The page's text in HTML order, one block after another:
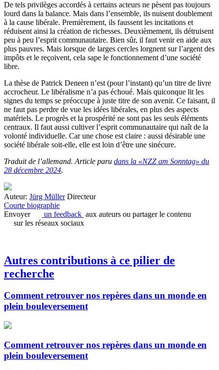
De tels privilèges accordés à certains acteurs ne pèsent pas toujours
lourd dans la balance. Mais dans l’ensemble, ils nuisent doublement
à la cause libérale. Premièrement, ils faussent les incitations et
réduisent ainsi la création de richesses. Deuxièmement, ils détruisent
peu à peu l’esprit communautaire. Bien sûr, il faut venir en aide aux
plus pauvres. Mais lorsque de larges cercles lorgnent sur l’argent des
impôts et le reçoivent, cela sape le fonctionnement d’une société
libre.
La thèse de Patrick Deneen n’est (pour l’instant) qu’un titre de livre
accrocheur. Le libéralisme n’a pas échoué. Mais quiconque lit les
signes du temps se préoccupe à juste titre de son avenir. Ce faisant, il
ne faut pas perdre de vue les idées libérales, en plus des aspects
matériels. Le progrès et la prospérité ne sont pas les seuls éléments
centraux. Il faut aussi cultiver l’esprit communautaire qui naît de la
volonté individuelle. Car une chose est claire : aussi désirable une
société libérale soit-elle, elle est loin d’être une sinécure.
Traduit de l’allemand. Article paru dans la «NZZ am Sonntag» du
28 décembre 2024.
Auteur: Jürg Müller Directeur
Courte biographie
Envoyer
un feedback aux auteurs ou partager le contenu
sur les réseaux sociaux
Autres contributions à ce pilier de
recherche
Comment retrouver nos repères dans un monde en
plein bouleversement
Comment retrouver nos repères dans un monde en
plein bouleversement